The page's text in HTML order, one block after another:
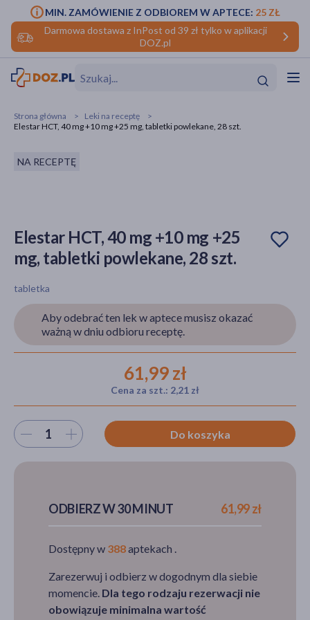
Darmowa dostawa z InPost od 39 zł tylko w aplikacji
DOZ.pl
MIN. ZAMÓWIENIE Z ODBIOREM W APTECE: 25 ZŁ
Hit
makijażu
Strona główna
Leki na receptę
Elestar HCT, 40 mg +10 mg +25 mg, tabletki powlekane, 28 szt.
NA RECEPTĘ
Elestar HCT, 40 mg +10 mg +25
mg, tabletki powlekane, 28 szt.
tabletka
Aby odebrać ten lek w aptece musisz okazać
ważną w dniu odbioru receptę.
61,99 zł
Cena za szt.: 2,21 zł
Wybierz ilość Do koszyka
ODBIERZ W 30 MINUT 61,99 zł
Dostępny w 388aptekach .
Zarezerwuj i odbierz w dogodnym dla siebie
momencie. Dla tego rodzaju rezerwacji nie
obowiązuje minimalna wartość